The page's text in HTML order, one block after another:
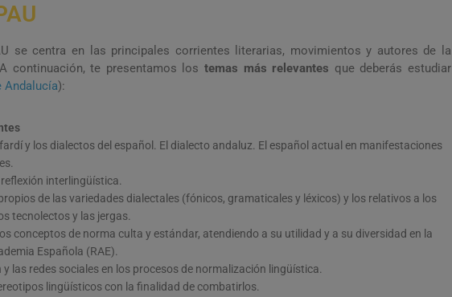
se centra en las principales corrientes literarias, movimientos y autores de la
continuación, te presentamos los temas más relevantes que deberás estudiar
Andalucía):
y los dialectos del español. El dialecto andaluz. El español actual en manifestaciones
interlingüística.
de las variedades dialectales (fónicos, gramaticales y léxicos) y los relativos a los
tecnolectos y las jergas.
conceptos de norma culta y estándar, atendiendo a su utilidad y a su diversidad en la
Española (RAE).
las redes sociales en los procesos de normalización lingüística.
lingüísticos con la finalidad de combatirlos.